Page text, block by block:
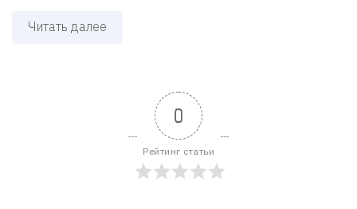
Читать далее
0
Рейтинг статьи